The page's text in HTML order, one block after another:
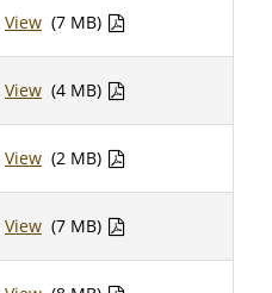
View (7 MB)
View (4 MB)
View (2 MB)
View (7 MB)